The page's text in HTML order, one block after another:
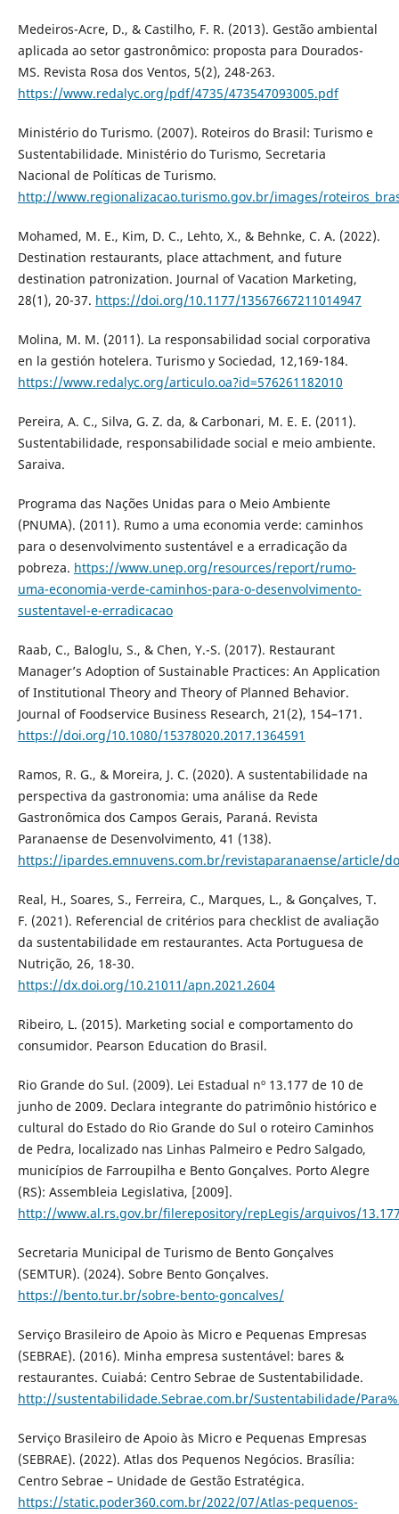
Medeiros-Acre, D., & Castilho, F. R. (2013). Gestão ambiental
aplicada ao setor gastronômico: proposta para Dourados-
MS. Revista Rosa dos Ventos, 5(2), 248-263.
https://www.redalyc.org/pdf/4735/473547093005.pdf
Ministério do Turismo. (2007). Roteiros do Brasil: Turismo e
Sustentabilidade. Ministério do Turismo, Secretaria
Nacional de Políticas de Turismo.
http://www.regionalizacao.turismo.gov.br/images/
Mohamed, M. E., Kim, D. C., Lehto, X., & Behnke, C. A. (2022).
Destination restaurants, place attachment, and future
destination patronization. Journal of Vacation Marketing,
28(1), 20-37. https://doi.org/10.1177/13567667211014947
Molina, M. M. (2011). La responsabilidad social corporativa
en la gestión hotelera. Turismo y Sociedad, 12,169-184.
https://www.redalyc.org/articulo.oa?id=576261182010
Pereira, A. C., Silva, G. Z. da, & Carbonari, M. E. E. (2011).
Sustentabilidade, responsabilidade social e meio ambiente.
Saraiva.
Programa das Nações Unidas para o Meio Ambiente
(PNUMA). (2011). Rumo a uma economia verde: caminhos
para o desenvolvimento sustentável e a erradicação da
pobreza. https://www.unep.org/resources/report/rumo-
uma-economia-verde-caminhos-para-o-desenvolvimento-
sustentavel-e-erradicacao
Raab, C., Baloglu, S., & Chen, Y.-S. (2017). Restaurant
Manager’s Adoption of Sustainable Practices: An Application
of Institutional Theory and Theory of Planned Behavior.
Journal of Foodservice Business Research, 21(2), 154–171.
https://doi.org/10.1080/15378020.2017.1364591
Ramos, R. G., & Moreira, J. C. (2020). A sustentabilidade na
perspectiva da gastronomia: uma análise da Rede
Gastronômica dos Campos Gerais, Paraná. Revista
Paranaense de Desenvolvimento, 41 (138).
https://ipardes.emnuvens.com.br/revistaparanaense/article/
Real, H., Soares, S., Ferreira, C., Marques, L., & Gonçalves, T.
F. (2021). Referencial de critérios para checklist de avaliação
da sustentabilidade em restaurantes. Acta Portuguesa de
Nutrição, 26, 18-30.
https://dx.doi.org/10.21011/apn.2021.2604
Ribeiro, L. (2015). Marketing social e comportamento do
consumidor. Pearson Education do Brasil.
Rio Grande do Sul. (2009). Lei Estadual nº 13.177 de 10 de
junho de 2009. Declara integrante do patrimônio histórico e
cultural do Estado do Rio Grande do Sul o roteiro Caminhos
de Pedra, localizado nas Linhas Palmeiro e Pedro Salgado,
municípios de Farroupilha e Bento Gonçalves. Porto Alegre
(RS): Assembleia Legislativa, [2009].
http://www.al.rs.gov.br/filerepository/repLegis/arquivos/
Secretaria Municipal de Turismo de Bento Gonçalves
(SEMTUR). (2024). Sobre Bento Gonçalves.
https://bento.tur.br/sobre-bento-goncalves/
Serviço Brasileiro de Apoio às Micro e Pequenas Empresas
(SEBRAE). (2016). Minha empresa sustentável: bares &
restaurantes. Cuiabá: Centro Sebrae de Sustentabilidade.
http://sustentabilidade.Sebrae.com.br/Sustentabilidade/
Serviço Brasileiro de Apoio às Micro e Pequenas Empresas
(SEBRAE). (2022). Atlas dos Pequenos Negócios. Brasília:
Centro Sebrae – Unidade de Gestão Estratégica.
https://static.poder360.com.br/2022/07/Atlas-pequenos-